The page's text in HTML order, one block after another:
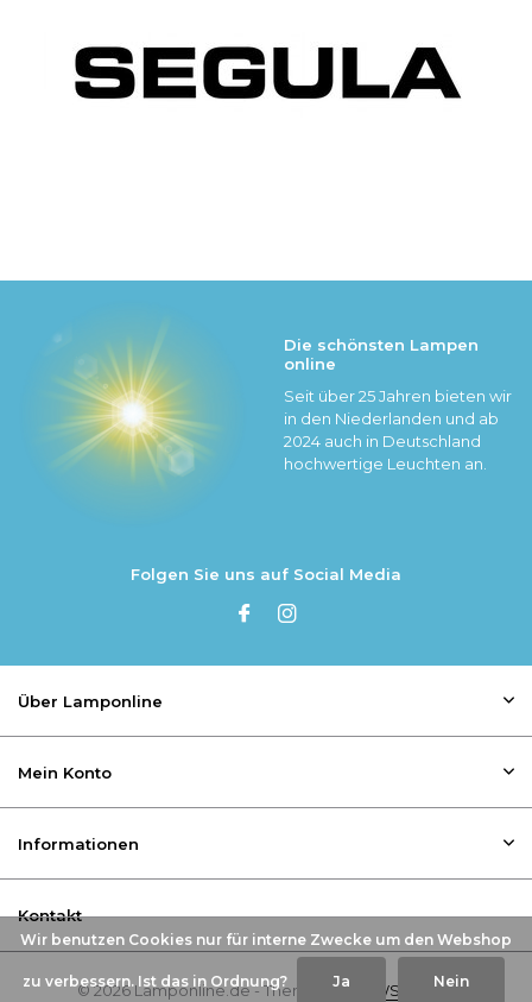
Die schönsten Lampen
online
Seit über 25 Jahren bieten wir
in den Niederlanden und ab
2024 auch in Deutschland
hochwertige Leuchten an.
Folgen Sie uns auf Social Media
Über Lamponline
Mein Konto
Informationen
Kontakt
© 2026 Lamponline.de - Theme ByDMWS Plus+
Wir benutzen Cookies nur für interne Zwecke um den Webshop
zu verbessern. Ist das in Ordnung? Ja Nein